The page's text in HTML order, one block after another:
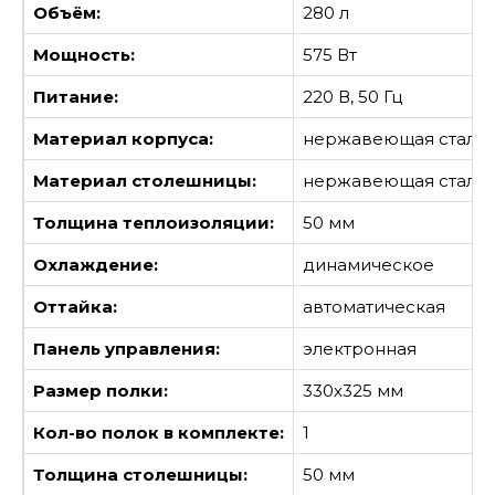
Объём:
280 л
Мощность:
575 Вт
Питание:
220 В, 50 Гц
Материал корпуса:
нержавеющая сталь
Материал столешницы:
нержавеющая сталь
Толщина теплоизоляции:
50 мм
Охлаждение:
динамическое
Оттайка:
автоматическая
Панель управления:
электронная
Размер полки:
330х325 мм
Кол-во полок в комплекте:
1
Толщина столешницы:
50 мм